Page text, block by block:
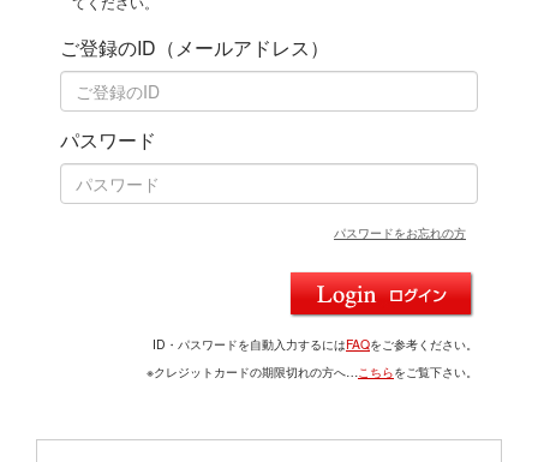
ご登録のID（メールアドレス）
パスワード
パスワードをお忘れの方
ID・パスワードを自動入力するにはFAQをご参考ください。
※クレジットカードの期限切れの方へ…こちらをご覧下さい。